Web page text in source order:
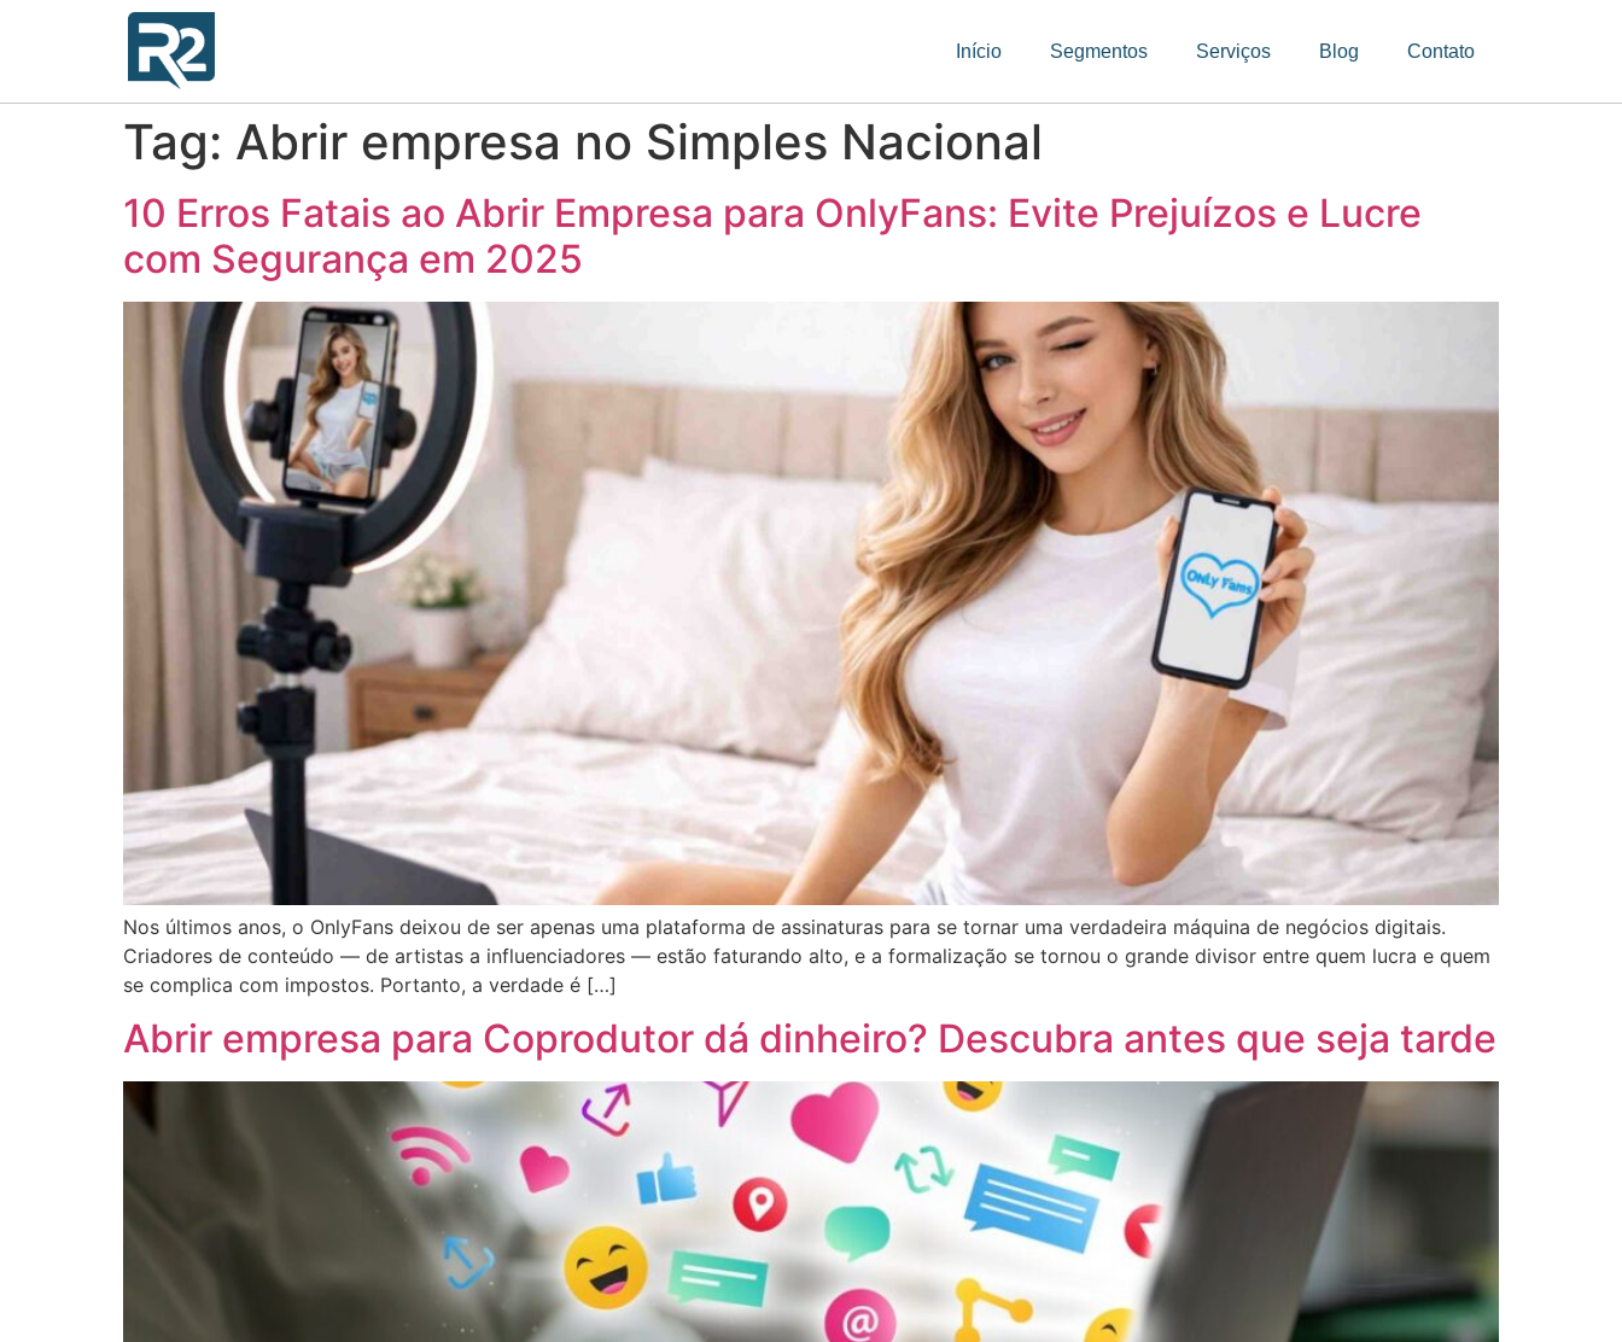
Início Segmentos Serviços Blog Contato
Tag: Abrir empresa no Simples Nacional
10 Erros Fatais ao Abrir Empresa para OnlyFans: Evite Prejuízos e Lucre
com Segurança em 2025
Nos últimos anos, o OnlyFans deixou de ser apenas uma plataforma de assinaturas para se tornar uma verdadeira máquina de negócios digitais.
Criadores de conteúdo — de artistas a influenciadores — estão faturando alto, e a formalização se tornou o grande divisor entre quem lucra e quem
se complica com impostos. Portanto, a verdade é […]
Abrir empresa para Coprodutor dá dinheiro? Descubra antes que seja tarde